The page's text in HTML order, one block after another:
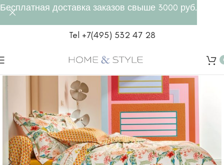
Tel +7(495) 532 47 28
Бесплатная доставка заказов свыше 3000 руб.